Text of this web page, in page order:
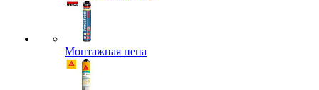
Монтажная пена